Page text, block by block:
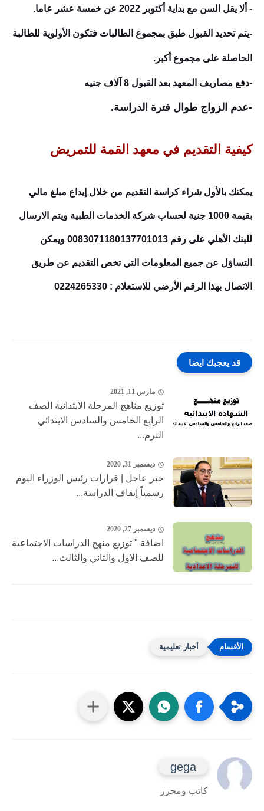
- ألا يقل السن مع بداية أكتوبر 2022 عن خمسة عشر عاما.
-يتم تحديد القبول طبق بمجموع الطالبات فتكون الأولوية للطالبة
الحاصلة على مجموع أكبر.
-دفع مصاريف المعهد بعد القبول 8 آلاف جنيه
-عدم الزواج طوال فترة الدراسة.
كيفية التقديم في معهد القمة للتمريض
يمكنك بالأول شراء كراسة التقديم من خلال إيداع مبلغ مالي
بقيمة 1000 جنية لحساب شركة الخدمات الطبية ويتم الارسال
للبنك الأهلي على رقم 0083071180137701013 ويمكن
التساؤل عن جميع المعلومات التي تخص التقديم عن طريق
الاتصال بهذا الرقم الأرضي للاستعلام : 0224265330
قد يعجبك ايضا
مارس 11, 2021
توزيع مناهج المرحلة الابتدائية الصف
الرابع الخامس والسادس الابتدائي
الترم...
ديسمبر 31, 2020
خبر عاجل | قرارات رئيس الوزراء اليوم
رسمياً إيقاف الدراسة...
ديسمبر 27, 2020
اضافة " توزيع منهج الدراسات الاجتماعية
للصف الاول والثاني والثالث...
أخبار تعليمية
gega
كاتب ومحرر